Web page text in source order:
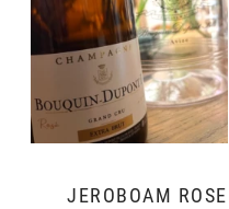
JÉROBOAM ROSÉ